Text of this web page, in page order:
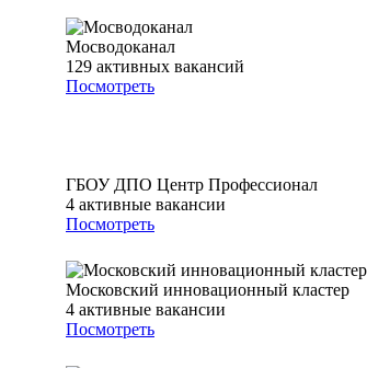
Мосводоканал
129 активных вакансий
Посмотреть
ГБОУ ДПО Центр Профессионал
4 активные вакансии
Посмотреть
Московский инновационный кластер
4 активные вакансии
Посмотреть